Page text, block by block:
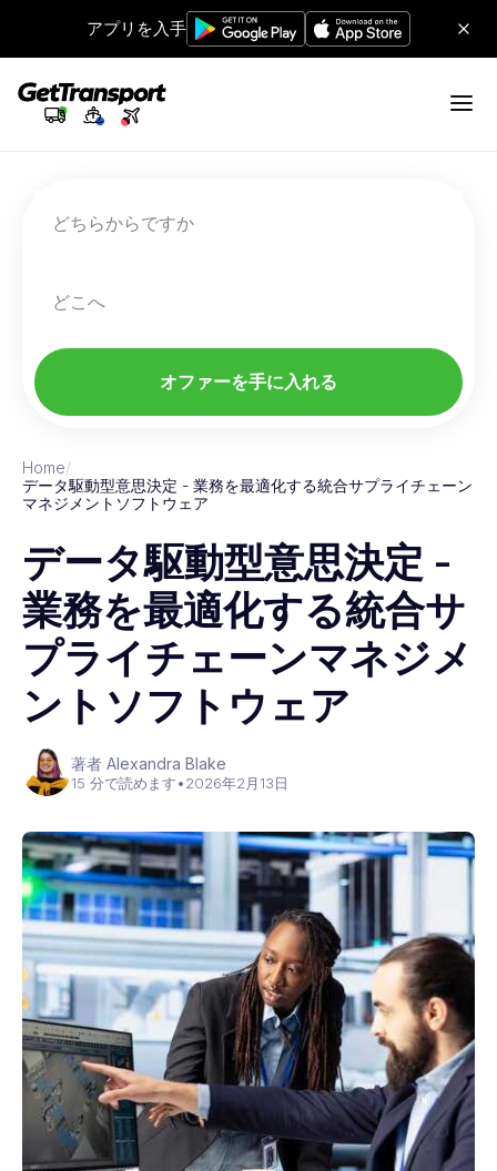
アプリを入手
どちらからですか
どこへ
オファーを手に入れる
Home/
データ駆動型意思決定 - 業務を最適化する統合サプライチェーン
マネジメントソフトウェア
データ駆動型意思決定 -
業務を最適化する統合サ
プライチェーンマネジメ
ントソフトウェア
著者 Alexandra Blake
15 分で読めます•2026年2月13日